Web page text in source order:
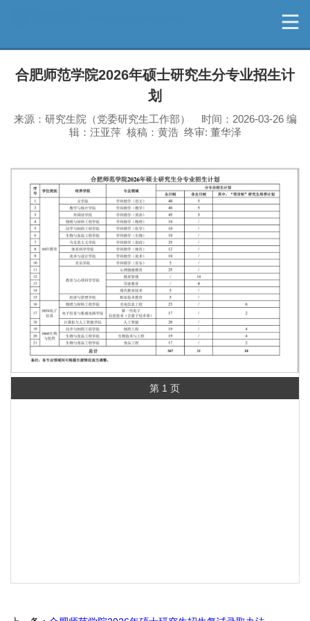
合肥师范学院2026年硕士研究生分专业招生计
划
来源：研究生院（党委研究生工作部） 时间：2026-03-26 编
辑：汪亚萍 核稿：黄浩 终审: 董华泽
第 1 页